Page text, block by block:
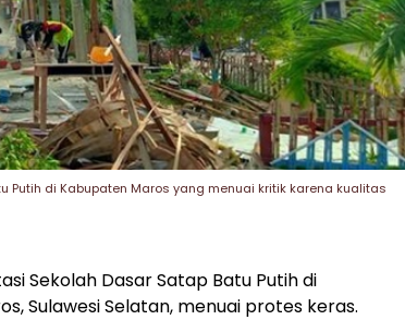
Putih di Kabupaten Maros yang menuai kritik karena kualitas
Sekolah Dasar Satap Batu Putih di
Sulawesi Selatan, menuai protes keras.